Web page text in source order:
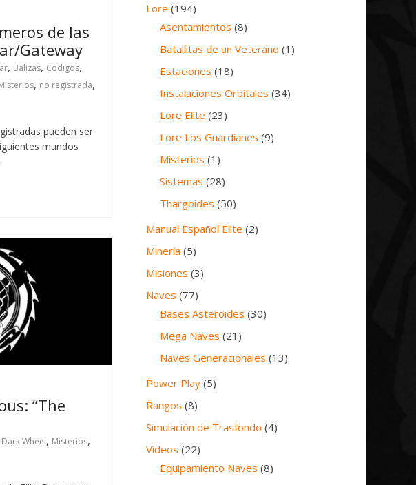
de las
Gateway
, Balizas, Codigos,
, no registrada,
pueden ser
mundos
“The
Dark Wheel, Misterios,
Lore (194)
Asentamientos (8)
Batallitas de un Veterano (1)
Estaciones (18)
Instalaciones Orbitales (34)
Lore Elite (23)
Lore Los Guardianes (9)
Misterios (1)
Sistemas (28)
Thargoides (50)
Manual Español Elite (2)
Minería (5)
Misiones (3)
Naves (77)
Bases Asteroides (30)
Mega Naves (21)
Naves Generacionales (13)
Power Play (5)
Rangos (8)
Simulación de Trasfondo (4)
Vídeos (22)
Equipamiento Naves (8)